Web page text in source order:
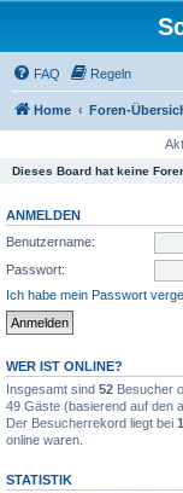
FAQ Regeln
Home Foren-
Dieses Board hat keine
ANMELDEN
Benutzername:
Passwort:
Ich habe mein Passwort
WER IST ONLINE?
Insgesamt sind 52 Besucher
49 Gäste (basierend auf den
Der Besucherrekord liegt bei
online waren.
STATISTIK